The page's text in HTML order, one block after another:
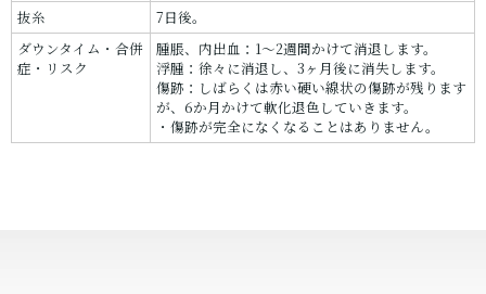
抜糸
7日後。
ダウンタイム・合併
症・リスク
腫脹、内出血：1～2週間かけて消退します。
浮腫：徐々に消退し、3ヶ月後に消失します。
傷跡：しばらくは赤い硬い線状の傷跡が残ります
が、6か月かけて軟化退色していきます。
・傷跡が完全になくなることはありません。